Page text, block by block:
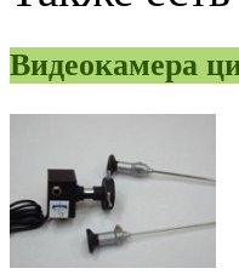
Видеокамера